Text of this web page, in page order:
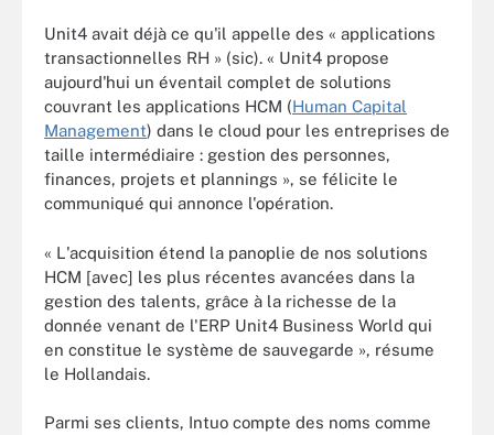
Unit4 avait déjà ce qu'il appelle des « applications
transactionnelles RH » (sic). « Unit4 propose
aujourd'hui un éventail complet de solutions
couvrant les applications HCM (Human Capital
Management) dans le cloud pour les entreprises de
taille intermédiaire : gestion des personnes,
finances, projets et plannings », se félicite le
communiqué qui annonce l'opération.
« L'acquisition étend la panoplie de nos solutions
HCM [avec] les plus récentes avancées dans la
gestion des talents, grâce à la richesse de la
donnée venant de l'ERP Unit4 Business World qui
en constitue le système de sauvegarde », résume
le Hollandais.
Parmi ses clients, Intuo compte des noms comme